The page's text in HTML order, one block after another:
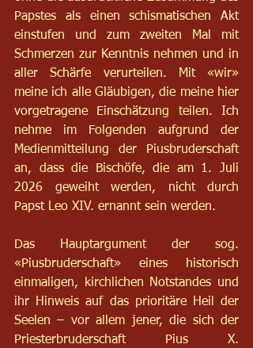
Papstes als einen schismatischen Akt
einstufen und zum zweiten Mal mit
Schmerzen zur Kenntnis nehmen und in
aller Schärfe verurteilen. Mit «wir»
meine ich alle Gläubigen, die meine hier
vorgetragene Einschätzung teilen. Ich
nehme im Folgenden aufgrund der
Medienmitteilung der Piusbruderschaft
an, dass die Bischöfe, die am 1. Juli
2026 geweiht werden, nicht durch
Papst Leo XIV. ernannt sein werden.
Das Hauptargument der sog.
«Piusbruderschaft» eines historisch
einmaligen, kirchlichen Notstandes und
ihr Hinweis auf das prioritäre Heil der
Seelen – vor allem jener, die sich der
Priesterbruderschaft Pius X.